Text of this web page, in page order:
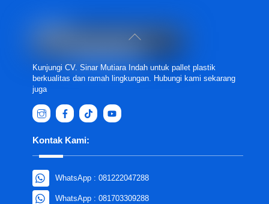
Back
Kunjungi CV. Sinar Mutiara Indah untuk pallet plastik
berkualitas dan ramah lingkungan. Hubungi kami sekarang
juga
Kontak Kami:
WhatsApp : 081222047288
WhatsApp : 081703309288